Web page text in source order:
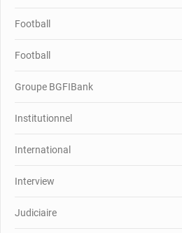
Football
Football
Groupe BGFIBank
Institutionnel
International
Interview
Judiciaire